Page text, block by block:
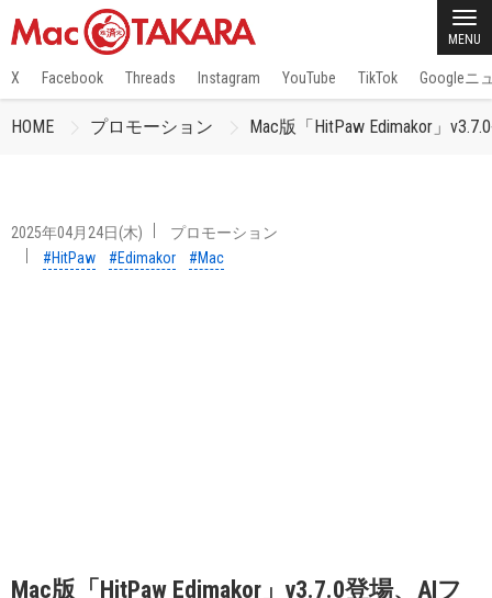
MENU
X Facebook Threads Instagram YouTube TikTok Googleニ
HOME プロモーション Mac版「HitPaw Edimakor」
2025年04月24日(木)
プロモーション
#HitPaw
#Edimakor #Mac
Mac版「HitPaw Edimakor」v3.7.0登場、AIフ